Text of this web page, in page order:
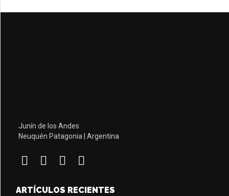
Junín de los Andes
Neuquén Patagonia | Argentina
ARTÍCULOS RECIENTES